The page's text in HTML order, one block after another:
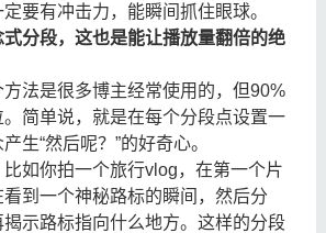
要有冲击力，能瞬间抓住眼球。
分段，这也是能让播放量翻倍的绝
法是很多博主经常使用的，但90%
简单说，就是在每个分段点设置一
生“然后呢？”的好奇心。
如你拍一个旅行vlog，在第一个片
到一个神秘路标的瞬间，然后分
示路标指向什么地方。这样的分段